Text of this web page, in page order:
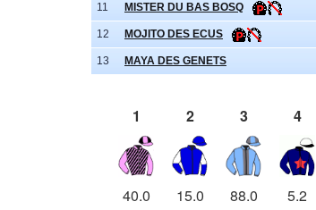
11 MISTER DU BAS BOSQ
12 MOJITO DES ECUS
13 MAYA DES GENETS
1 2 3 4
40.0 15.0 88.0 5.2